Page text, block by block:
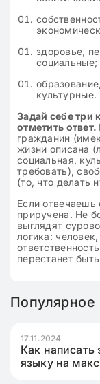
здоровье,
социальные;
культурные.
Задай себе три
отметить ответ.
гражданин
жизни описана
социальная,
требовать),
(то, что делать
Если
приручена. Не
выглядят
логика:
перестанет
Популярное
17.11.2024
Как написать
языку на